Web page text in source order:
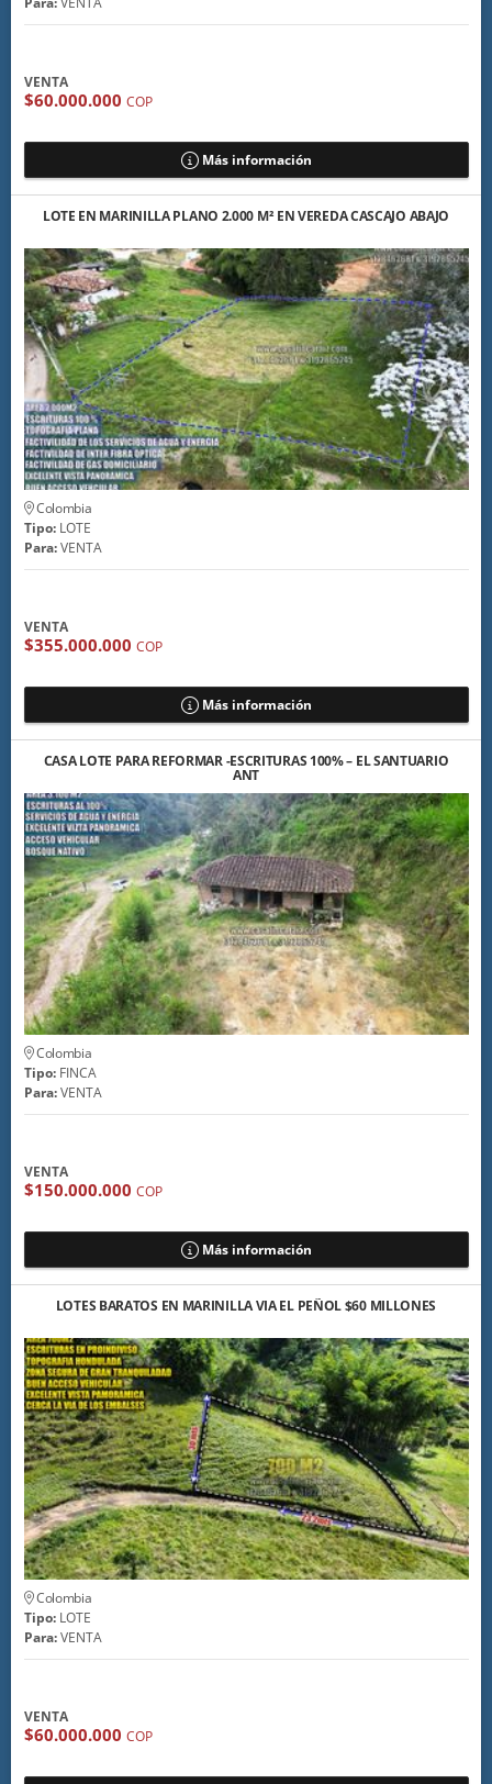
VENTA
$60.000.000 COP
Más información
LOTE EN MARINILLA PLANO 2.000 M² EN VEREDA CASCAJO ABAJO
Colombia
Tipo:LOTE
Para:VENTA
VENTA
$355.000.000 COP
Más información
CASA LOTE PARA REFORMAR -ESCRITURAS 100% – EL SANTUARIO
ANT
Colombia
Tipo:FINCA
Para:VENTA
VENTA
$150.000.000 COP
Más información
LOTES BARATOS EN MARINILLA VIA EL PEÑOL $60 MILLONES
Colombia
Tipo:LOTE
Para:VENTA
VENTA
$60.000.000 COP